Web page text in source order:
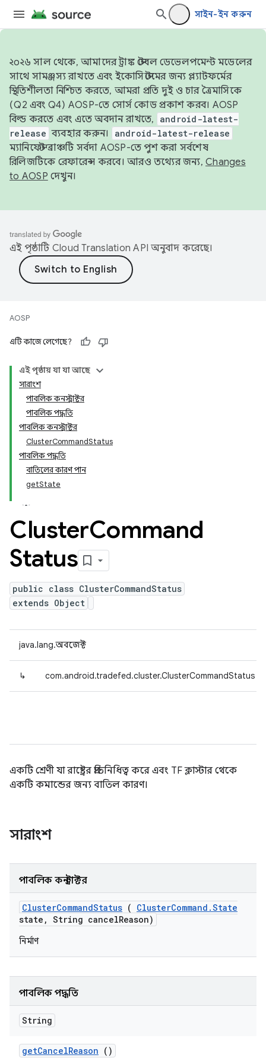
সাইন-ইন করুন
২০২৬ সাল থেকে, আমাদের ট্রাঙ্ক স্টেবল ডেভেলপমেন্ট মডেলের
সাথে সামঞ্জস্য রাখতে এবং ইকোসিস্টেমের জন্য প্ল্যাটফর্মের
স্থিতিশীলতা নিশ্চিত করতে, আমরা প্রতি দুই ও চার ত্রৈমাসিকে
(Q2 এবং Q4) AOSP-তে সোর্স কোড প্রকাশ করব। AOSP
বিল্ড করতে এবং এতে অবদান রাখতে,
android-latest-
release ব্যবহার করুন। android-latest-release
ম্যানিফেস্ট ব্রাঞ্চটি সর্বদা AOSP-তে পুশ করা সর্বশেষ
রিলিজটিকে রেফারেন্স করবে। আরও তথ্যের জন্য, Changes
to AOSP দেখুন।
এই পৃষ্ঠাটি Cloud Translation API অনুবাদ করেছে।
AOSP
এটি কাজে লেগেছে?
এই পৃষ্ঠায় যা যা আছে
সারাংশ
পাবলিক কনস্ট্রাক্টর
পাবলিক পদ্ধতি
পাবলিক কনস্ট্রাক্টর
ClusterCommandStatus
পাবলিক পদ্ধতি
বাতিলের কারণ পান
getState
ClusterCommand
Status
public class ClusterCommandStatus
extends Object
java.lang.অবজেক্ট
↳ com.android.tradefed.cluster.ClusterCommandStatus
একটি শ্রেণী যা রাষ্ট্রের প্রতিনিধিত্ব করে এবং TF ক্লাস্টার থেকে
একটি কমান্ডের জন্য বাতিল কারণ।
সারাংশ
পাবলিক কনস্ট্রাক্টর
ClusterCommandStatus ( ClusterCommand .State
state , String cancelReason)
নির্মাণ
পাবলিক পদ্ধতি
String
getCancelReason ()